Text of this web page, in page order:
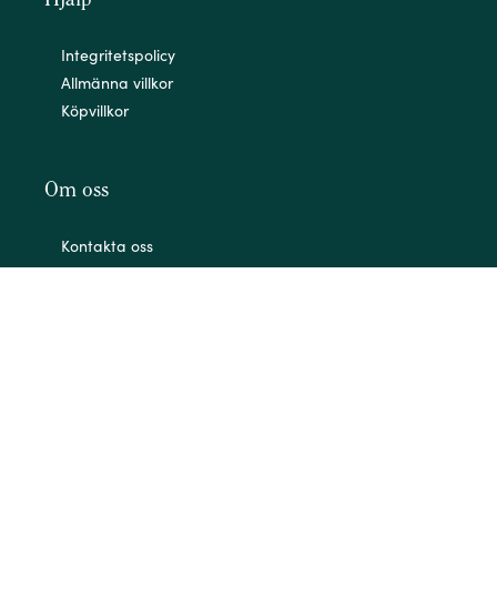
Integritetspolicy
Allmänna villkor
Köpvillkor
Om oss
Kontakta oss
Om oss